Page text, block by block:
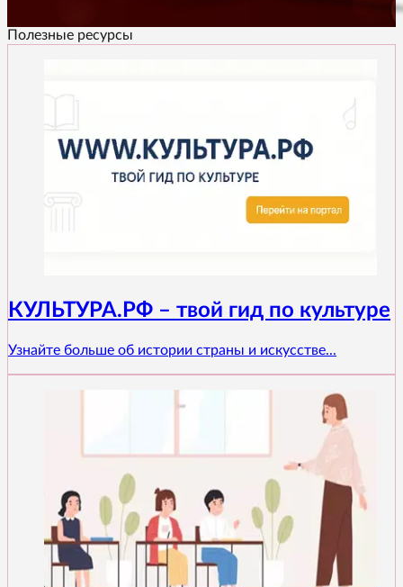
Полезные ресурсы
КУЛЬТУРА.РФ – твой гид по культуре
Узнайте больше об истории страны и искусстве...